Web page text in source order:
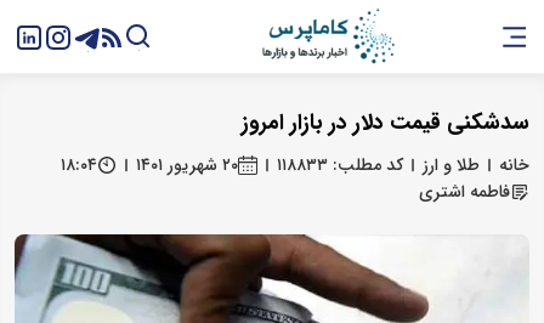
سدشکنی قیمت دلار در بازار امروز
خانه طلا و ارز کد مطلب: ۱۱۸۸۳۳ ۲۰ شهریور ۱۴۰۱
۱۸:۰۴
فاطمه اشتری